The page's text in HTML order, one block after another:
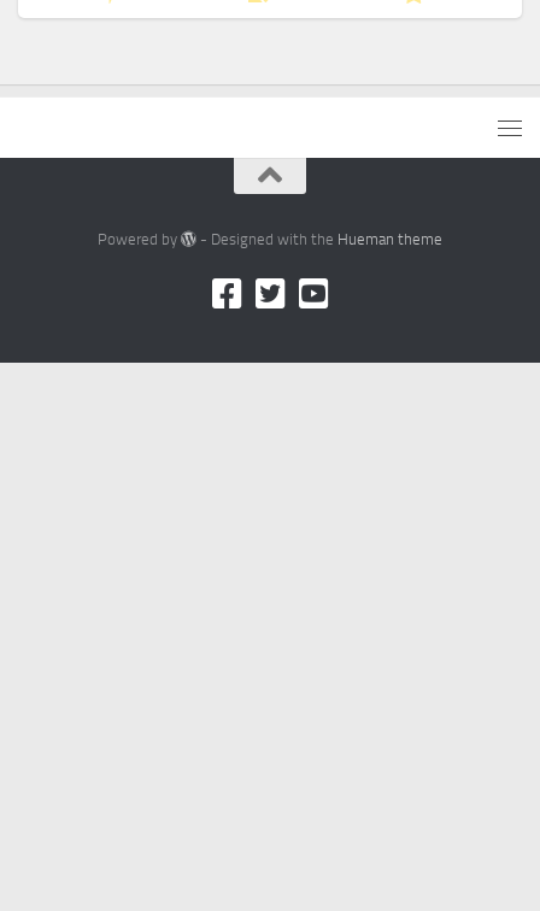
Powered by - Designed with the Hueman theme